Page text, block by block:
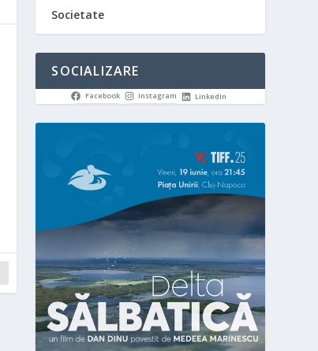
Societate
SOCIALIZARE
Facebook Instagram LinkedIn